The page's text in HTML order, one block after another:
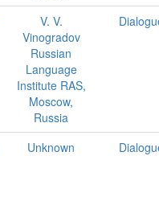
V. V.
Vinogradov
Russian
Language
Institute RAS,
Moscow,
Russia
Unknown